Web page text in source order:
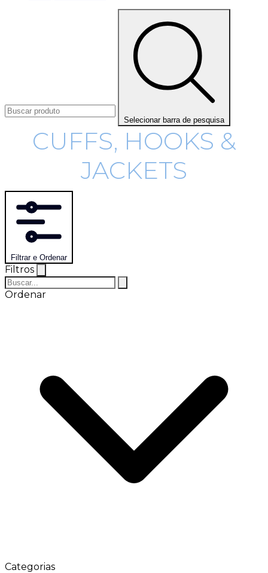
Selecionar barra de pesquisa
CUFFS, HOOKS &
JACKETS
Filtrar e Ordenar
Filtros
Ordenar
Categorias